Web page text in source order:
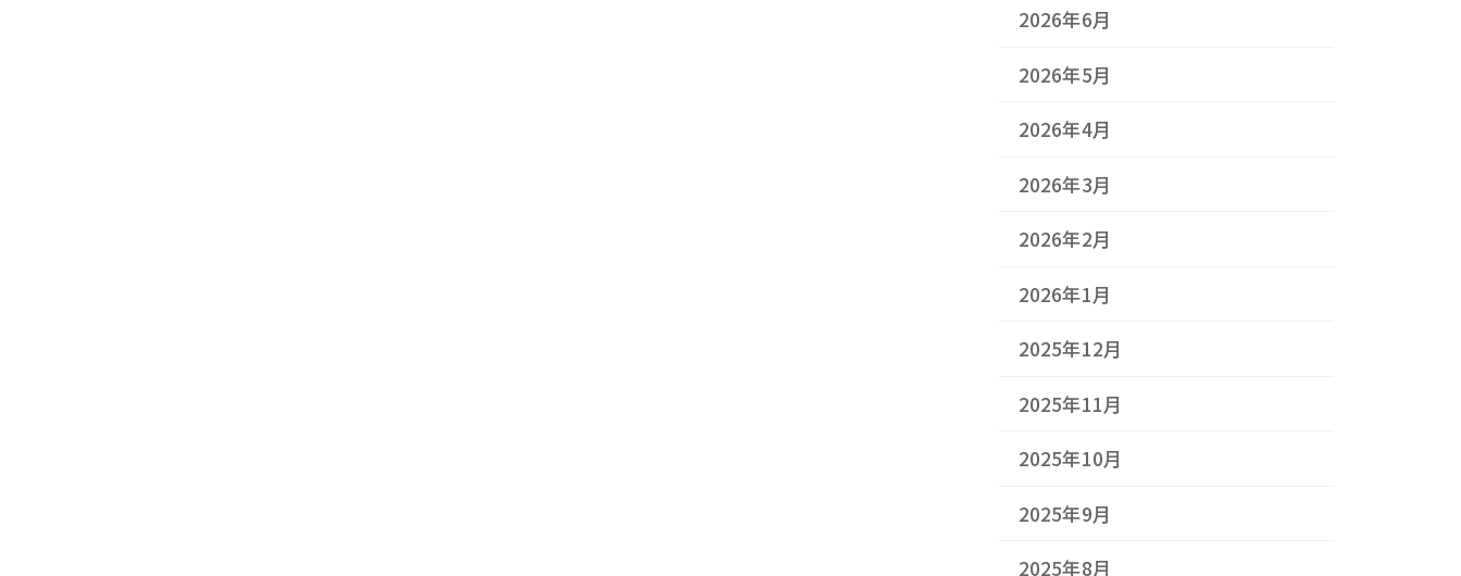
2026年6月
2026年5月
2026年4月
2026年3月
2026年2月
2026年1月
2025年12月
2025年11月
2025年10月
2025年9月
2025年8月